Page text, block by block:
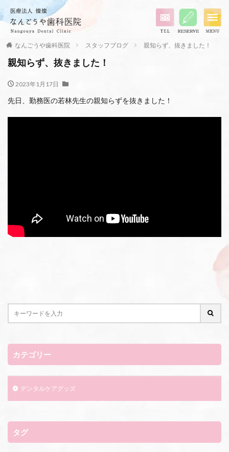
なんごうや歯科医院 スタッフブログ 親知らず、抜きました！
親知らず、抜きました！
2023年1月17日
先日、勤務医の若林先生の親知らずを抜きました！
カテゴリー
デンタルケアグッズ
タグ